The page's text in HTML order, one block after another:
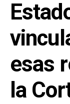
esas
la